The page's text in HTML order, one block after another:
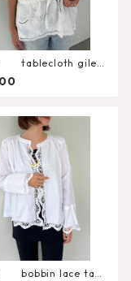
tablecloth gilet
3102
bobbin lace tabl